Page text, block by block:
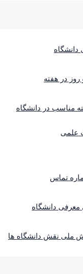
در هفته
مناسب در دانشگاه
علمی
تماس
دانشگاه
ملی نقش دانشگاه ها